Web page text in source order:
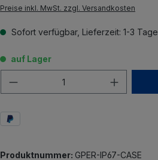
Preise inkl. MwSt. zzgl. Versandkosten
Sofort verfügbar, Lieferzeit: 1-3 Tage
auf Lager
Produktnummer: GPER-IP67-CASE